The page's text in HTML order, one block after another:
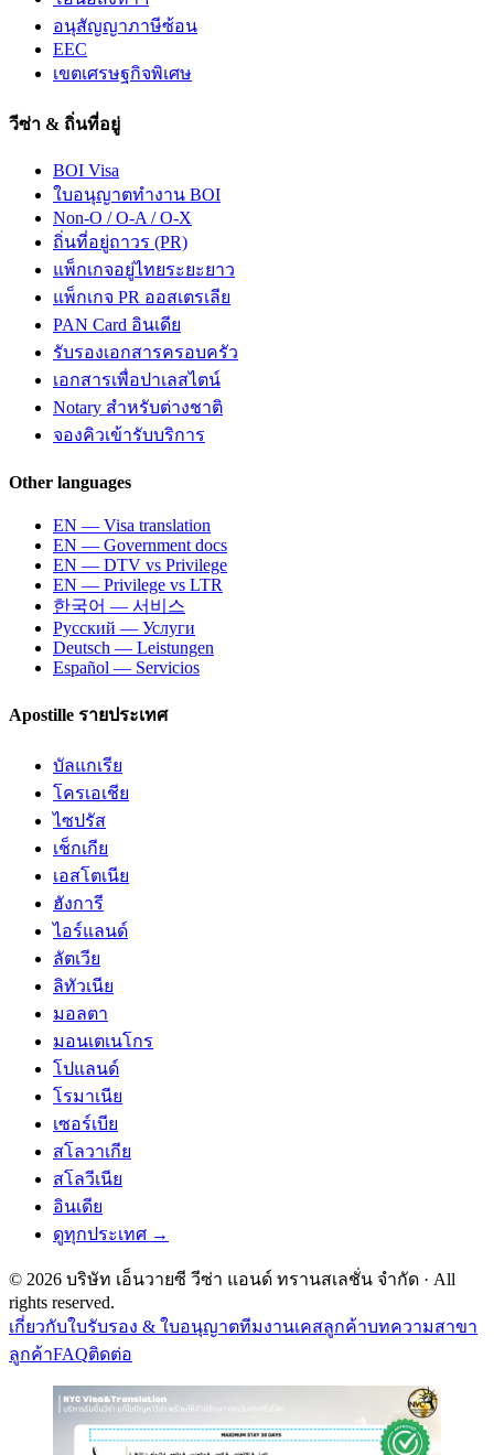
อนุสัญญาภาษีซ้อน
EEC
เขตเศรษฐกิจพิเศษ
วีซ่า & ถิ่นที่อยู่
BOI Visa
ใบอนุญาตทำงาน BOI
Non-O / O-A / O-X
ถิ่นที่อยู่ถาวร (PR)
แพ็กเกจอยู่ไทยระยะยาว
แพ็กเกจ PR ออสเตรเลีย
PAN Card อินเดีย
รับรองเอกสารครอบครัว
เอกสารเพื่อปาเลสไตน์
Notary สำหรับต่างชาติ
จองคิวเข้ารับบริการ
Other languages
EN — Visa translation
EN — Government docs
EN — DTV vs Privilege
EN — Privilege vs LTR
한국어 — 서비스
Русский — Услуги
Deutsch — Leistungen
Español — Servicios
Apostille รายประเทศ
บัลแกเรีย
โครเอเชีย
ไซปรัส
เช็กเกีย
เอสโตเนีย
ฮังการี
ไอร์แลนด์
ลัตเวีย
ลิทัวเนีย
มอลตา
มอนเตเนโกร
โปแลนด์
โรมาเนีย
เซอร์เบีย
สโลวาเกีย
สโลวีเนีย
อินเดีย
ดูทุกประเทศ →
© 2026 บริษัท เอ็นวายซี วีซ่า แอนด์ ทรานสเลชั่น จำกัด · All
rights reserved.
เกี่ยวกับใบรับรอง & ใบอนุญาตทีมงานเคสลูกค้าบทความสาขา
ลูกค้าFAQติดต่อ